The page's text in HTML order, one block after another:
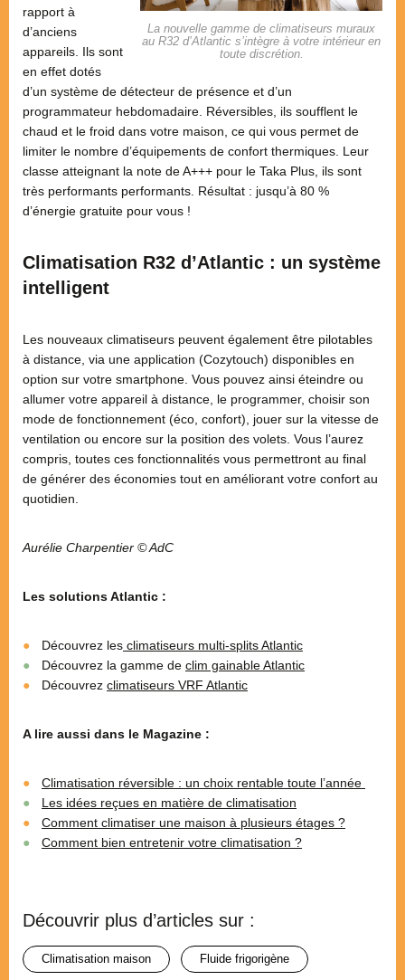
La nouvelle gamme de climatiseurs muraux
au R32 d’Atlantic s’intègre à votre intérieur en
toute discrétion.
rapport à
d’anciens
appareils. Ils sont
en effet dotés
d’un système de détecteur de présence et d’un
programmateur hebdomadaire. Réversibles, ils soufflent le
chaud et le froid dans votre maison, ce qui vous permet de
limiter le nombre d’équipements de confort thermiques. Leur
classe atteignant la note de A+++ pour le Taka Plus, ils sont
très performants performants. Résultat : jusqu’à 80 %
d’énergie gratuite pour vous !
Climatisation R32 d’Atlantic : un système
intelligent
Les nouveaux climatiseurs peuvent également être pilotables
à distance, via une application (Cozytouch) disponibles en
option sur votre smartphone. Vous pouvez ainsi éteindre ou
allumer votre appareil à distance, le programmer, choisir son
mode de fonctionnement (éco, confort), jouer sur la vitesse de
ventilation ou encore sur la position des volets. Vous l’aurez
compris, toutes ces fonctionnalités vous permettront au final
de générer des économies tout en améliorant votre confort au
quotidien.
Aurélie Charpentier © AdC
Les solutions Atlantic :
Découvrez les climatiseurs multi-splits Atlantic
Découvrez la gamme de clim gainable Atlantic
Découvrez climatiseurs VRF Atlantic
A lire aussi dans le Magazine :
Climatisation réversible : un choix rentable toute l’année
Les idées reçues en matière de climatisation
Comment climatiser une maison à plusieurs étages ?
Comment bien entretenir votre climatisation ?
Découvrir plus d’articles sur :
climatisation maison fluide frigorigène